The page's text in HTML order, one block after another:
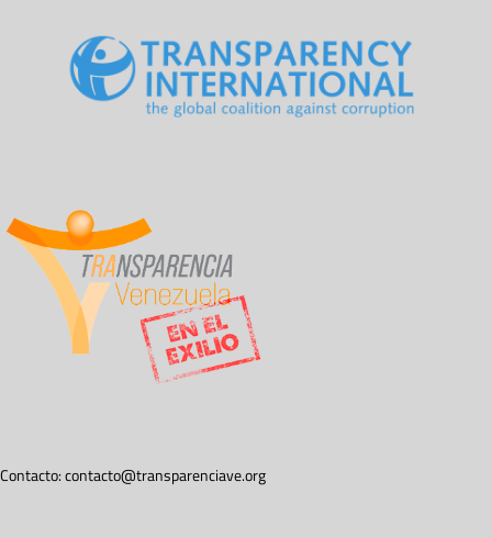
Contacto:contacto@transparenciave.org